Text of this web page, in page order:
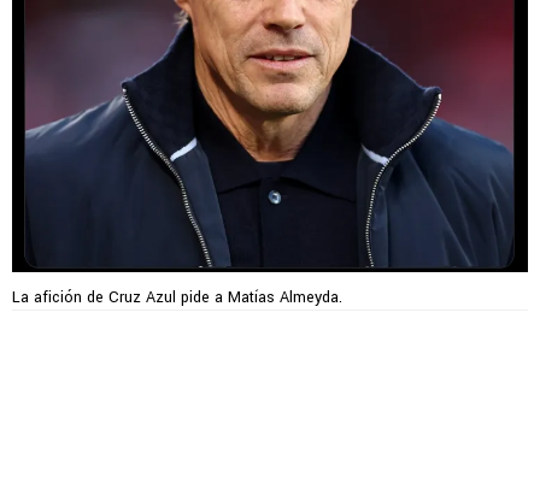
La afición de Cruz Azul pide a Matías Almeyda.